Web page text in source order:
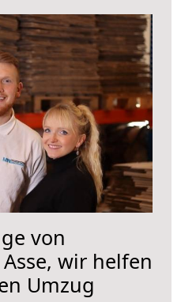
von
wir helfen
Umzug